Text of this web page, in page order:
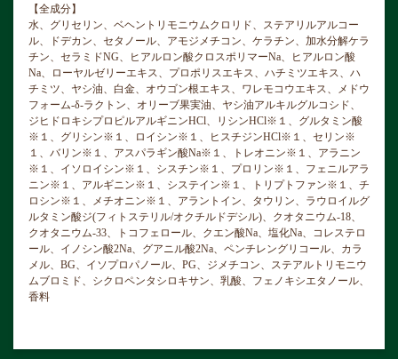
【全成分】
水、グリセリン、ベヘントリモニウムクロリド、ステアリルアルコー
ル、ドデカン、セタノール、アモジメチコン、ケラチン、加水分解ケラ
チン、セラミドNG、ヒアルロン酸クロスポリマーNa、ヒアルロン酸
Na、ローヤルゼリーエキス、プロポリスエキス、ハチミツエキス、ハ
チミツ、ヤシ油、白金、オウゴン根エキス、ワレモコウエキス、メドウ
フォーム-δ-ラクトン、オリーブ果実油、ヤシ油アルキルグルコシド、
ジヒドロキシプロピルアルギニンHCl、リシンHCl※１、グルタミン酸
※１、グリシン※１、ロイシン※１、ヒスチジンHCl※１、セリン※
１、バリン※１、アスパラギン酸Na※１、トレオニン※１、アラニン
※１、イソロイシン※１、シスチン※１、プロリン※１、フェニルアラ
ニン※１、アルギニン※１、システイン※１、トリプトファン※１、チ
ロシン※１、メチオニン※１、アラントイン、タウリン、ラウロイルグ
ルタミン酸ジ(フィトステリル/オクチルドデシル)、クオタニウム-18、
クオタニウム-33、トコフェロール、クエン酸Na、塩化Na、コレステロ
ール、イノシン酸2Na、グアニル酸2Na、ペンチレングリコール、カラ
メル、BG、イソプロパノール、PG、ジメチコン、ステアルトリモニウ
ムブロミド、シクロペンタシロキサン、乳酸、フェノキシエタノール、
香料